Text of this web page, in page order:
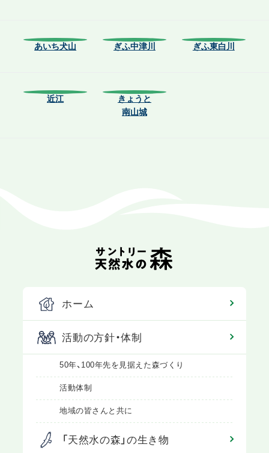
あいち犬山 ぎふ中津川 ぎふ東白川
近江
きょうと
南山城
ホーム
活動の方針・体制
50年、100年先を見据えた森づくり
活動体制
地域の皆さんと共に
「天然水の森」の生き物